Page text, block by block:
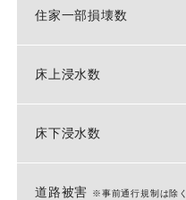
住家一部損壊数
床上浸水数
床下浸水数
道路被害 ※事前通行規制は除く